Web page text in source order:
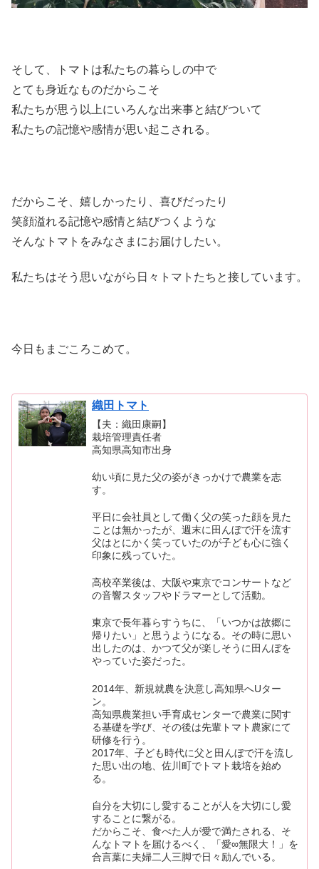
そして、トマトは私たちの暮らしの中で
とても身近なものだからこそ
私たちが思う以上にいろんな出来事と結びついて
私たちの記憶や感情が思い起こされる。
だからこそ、嬉しかったり、喜びだったり
笑顔溢れる記憶や感情と結びつくような
そんなトマトをみなさまにお届けしたい。
私たちはそう思いながら日々トマトたちと接しています。
今日もまごころこめて。
織田トマト
【夫：織田康嗣】
栽培管理責任者
高知県高知市出身
幼い頃に見た父の姿がきっかけで農業を志
す。
平日に会社員として働く父の笑った顔を見た
ことは無かったが、週末に田んぼで汗を流す
父はとにかく笑っていたのが子ども心に強く
印象に残っていた。
高校卒業後は、大阪や東京でコンサートなど
の音響スタッフやドラマーとして活動。
東京で長年暮らすうちに、「いつかは故郷に
帰りたい」と思うようになる。その時に思い
出したのは、かつて父が楽しそうに田んぼを
やっていた姿だった。
2014年、新規就農を決意し高知県へUター
ン。
高知県農業担い手育成センターで農業に関す
る基礎を学び、その後は先輩トマト農家にて
研修を行う。
2017年、子ども時代に父と田んぼで汗を流し
た思い出の地、佐川町でトマト栽培を始め
る。
自分を大切にし愛することが人を大切にし愛
することに繋がる。
だからこそ、食べた人が愛で満たされる、そ
んなトマトを届けるべく、「愛∞無限大！」を
合言葉に夫婦二人三脚で日々励んでいる。